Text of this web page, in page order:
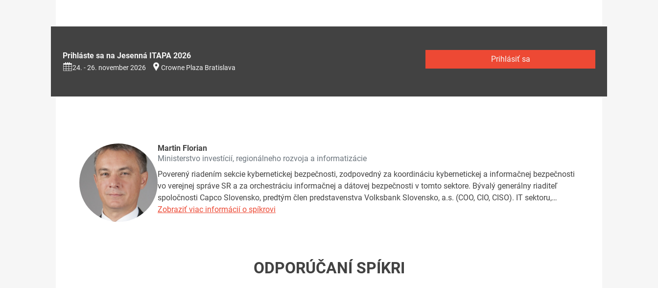
Prihláste sa na Jesenná ITAPA 2026
24. - 26. november 2026 Crowne Plaza Bratislava
Prihlásiť sa
Martin Florian
Ministerstvo investícií, regionálneho rozvoja a informatizácie
Poverený riadením sekcie kybernetickej bezpečnosti, zodpovedný za koordináciu kybernetickej a informačnej bezpečnosti
vo verejnej správe SR a za orchestráciu informačnej a dátovej bezpečnosti v tomto sektore. Bývalý generálny riaditeľ
spoločnosti Capco Slovensko, predtým člen predstavenstva Volksbank Slovensko, a.s. (COO, CIO, CISO). IT sektoru,…
Zobraziť viac informácií o spíkrovi
ODPORÚČANÍ SPÍKRI